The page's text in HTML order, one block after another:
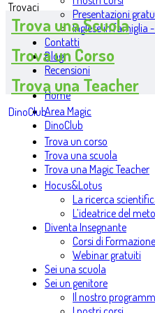
Presentazioni
Inglese in famiglia -
Contatti
Blog
Recensioni
Home
Area Magic
DinoClub
Trova un corso
Trova una scuola
Trova una Magic Teacher
Hocus&Lotus
La ricerca
L’ideatrice del
Diventa Insegnante
Corsi di Formazione
Webinar gratuiti
Sei una scuola
Sei un genitore
Il nostro
Trovaci
Trova una Scuola
Trova un Corso
Trova una Teacher
DinoClub